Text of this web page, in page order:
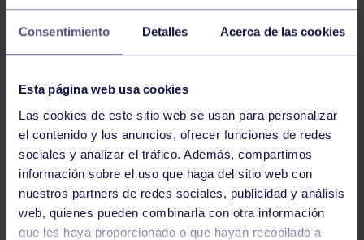
Consentimiento Detalles Acerca de las cookies
Esta página web usa cookies
Las cookies de este sitio web se usan para personalizar
el contenido y los anuncios, ofrecer funciones de redes
sociales y analizar el tráfico. Además, compartimos
información sobre el uso que haga del sitio web con
nuestros partners de redes sociales, publicidad y análisis
web, quienes pueden combinarla con otra información
que les haya proporcionado o que hayan recopilado a
NOTICIAS RELACIONADAS
Orfeón 04 Jun 2026
27 DE JUNIO: SACRO-SONORO